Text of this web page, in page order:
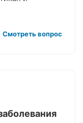
Смотреть вопрос